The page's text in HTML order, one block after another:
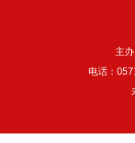
主
电话：